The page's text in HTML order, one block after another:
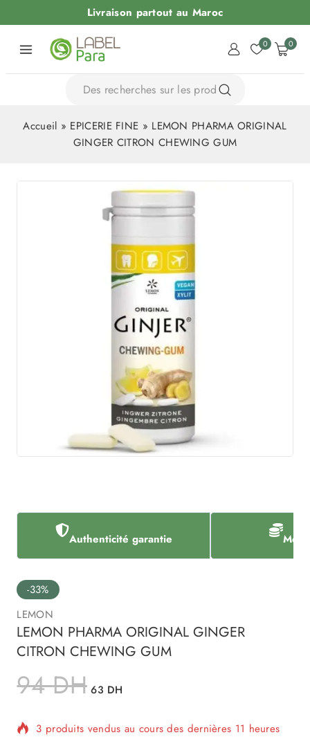
Livraison partout au Maroc
0 0
Accueil » EPICERIE FINE » LEMON PHARMA ORIGINAL
GINGER CITRON CHEWING GUM
Authenticité garantie
-33%
LEMON
LEMON PHARMA ORIGINAL GINGER
CITRON CHEWING GUM
94DH 63 DH
3 produits vendus au cours des dernières 11 heures